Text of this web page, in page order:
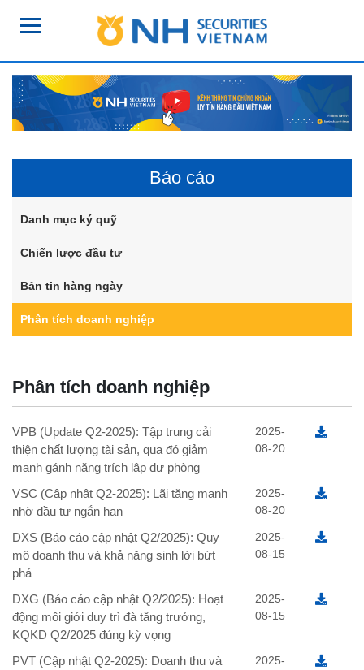
Báo cáo
Danh mục ký quỹ
Chiến lược đầu tư
Bản tin hàng ngày
Phân tích doanh nghiệp
Phân tích doanh nghiệp
VPB (Update Q2-2025): Tập trung cải
thiện chất lượng tài sản, qua đó giảm
mạnh gánh nặng trích lập dự phòng
2025-
08-20
VSC (Cập nhật Q2-2025): Lãi tăng mạnh
nhờ đầu tư ngắn hạn
2025-
08-20
DXS (Báo cáo cập nhật Q2/2025): Quy
mô doanh thu và khả năng sinh lời bứt
phá
2025-
08-15
DXG (Báo cáo cập nhật Q2/2025): Hoạt
động môi giới duy trì đà tăng trưởng,
KQKD Q2/2025 đúng kỳ vọng
2025-
08-15
PVT (Cập nhật Q2-2025): Doanh thu và
2025-